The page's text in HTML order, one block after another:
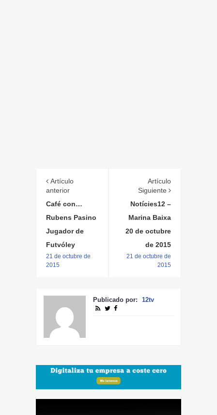
Artículo
anterior
Café con…
Rubens Pasino
Jugador de
Futvóley
21 de octubre de
2015
Artículo
Siguiente
Notícies12 –
Marina Baixa
20 de octubre
de 2015
21 de octubre de
2015
Publicado por: 12tv